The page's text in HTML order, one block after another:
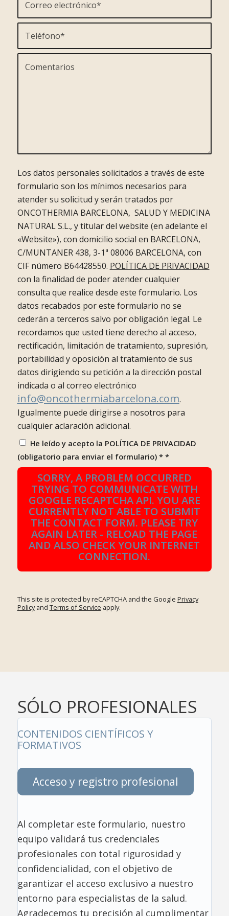
Los datos personales solicitados a través de este
formulario son los mínimos necesarios para
atender su solicitud y serán tratados por
ONCOTHERMIA BARCELONA, SALUD Y MEDICINA
NATURAL S.L., y titular del website (en adelante el
«Website»), con domicilio social en BARCELONA,
C/MUNTANER 438, 3-1ª 08006 BARCELONA, con
CIF número B64428550. POLÍTICA DE PRIVACIDAD
con la finalidad de poder atender cualquier
consulta que realice desde este formulario. Los
datos recabados por este formulario no se
cederán a terceros salvo por obligación legal. Le
recordamos que usted tiene derecho al acceso,
rectificación, limitación de tratamiento, supresión,
portabilidad y oposición al tratamiento de sus
datos dirigiendo su petición a la dirección postal
indicada o al correo electrónico
info@oncothermiabarcelona.com.
Igualmente puede dirigirse a nosotros para
cualquier aclaración adicional.
He leído y acepto la POLÍTICA DE PRIVACIDAD
(obligatorio para enviar el formulario) * *
SORRY, A PROBLEM OCCURRED
TRYING TO COMMUNICATE WITH
GOOGLE RECAPTCHA API. YOU ARE
CURRENTLY NOT ABLE TO SUBMIT
THE CONTACT FORM. PLEASE TRY
AGAIN LATER - RELOAD THE PAGE
AND ALSO CHECK YOUR INTERNET
CONNECTION.
This site is protected by reCAPTCHA and the Google Privacy
Policyand Terms of Service apply.
SÓLO PROFESIONALES
CONTENIDOS CIENTÍFICOS Y
FORMATIVOS
Acceso y registro profesional
Al completar este formulario, nuestro
equipo validará tus credenciales
profesionales con total rigurosidad y
confidencialidad, con el objetivo de
garantizar el acceso exclusivo a nuestro
entorno para especialistas de la salud.
Agradecemos tu precisión al cumplimentar